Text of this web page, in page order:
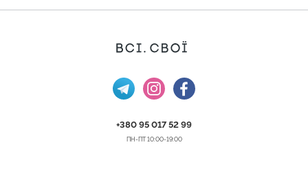
+380 95 017 52 99
ПН-ПТ 10:00-19:00